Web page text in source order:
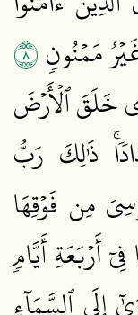
مَمۡنُونٖ٨
خَلَقَ ٱلۡأَرۡضَ
ذَٰلِكَ رَبُّ
مِن فَوۡقِهَا
أَرۡبَعَةِ أَيَّامٖ